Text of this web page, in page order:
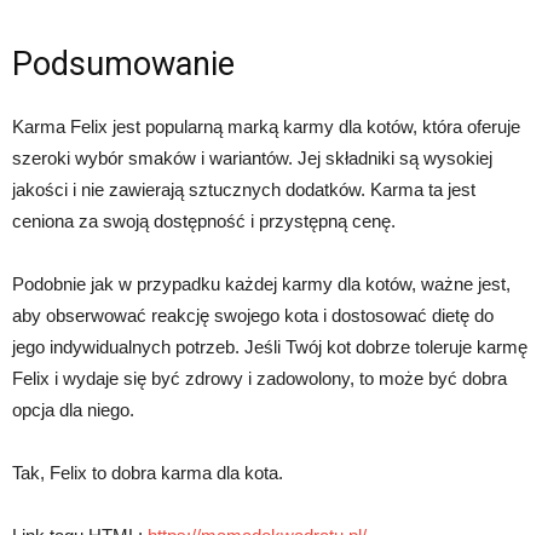
Podsumowanie
Karma Felix jest popularną marką karmy dla kotów, która oferuje
szeroki wybór smaków i wariantów. Jej składniki są wysokiej
jakości i nie zawierają sztucznych dodatków. Karma ta jest
ceniona za swoją dostępność i przystępną cenę.
Podobnie jak w przypadku każdej karmy dla kotów, ważne jest,
aby obserwować reakcję swojego kota i dostosować dietę do
jego indywidualnych potrzeb. Jeśli Twój kot dobrze toleruje karmę
Felix i wydaje się być zdrowy i zadowolony, to może być dobra
opcja dla niego.
Tak, Felix to dobra karma dla kota.